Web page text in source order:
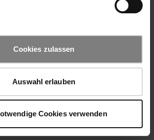
Cookies zulassen
Auswahl erlauben
Cookies verwenden